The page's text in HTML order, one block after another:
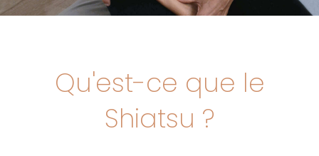
Qu'est-ce que le
Shiatsu ?